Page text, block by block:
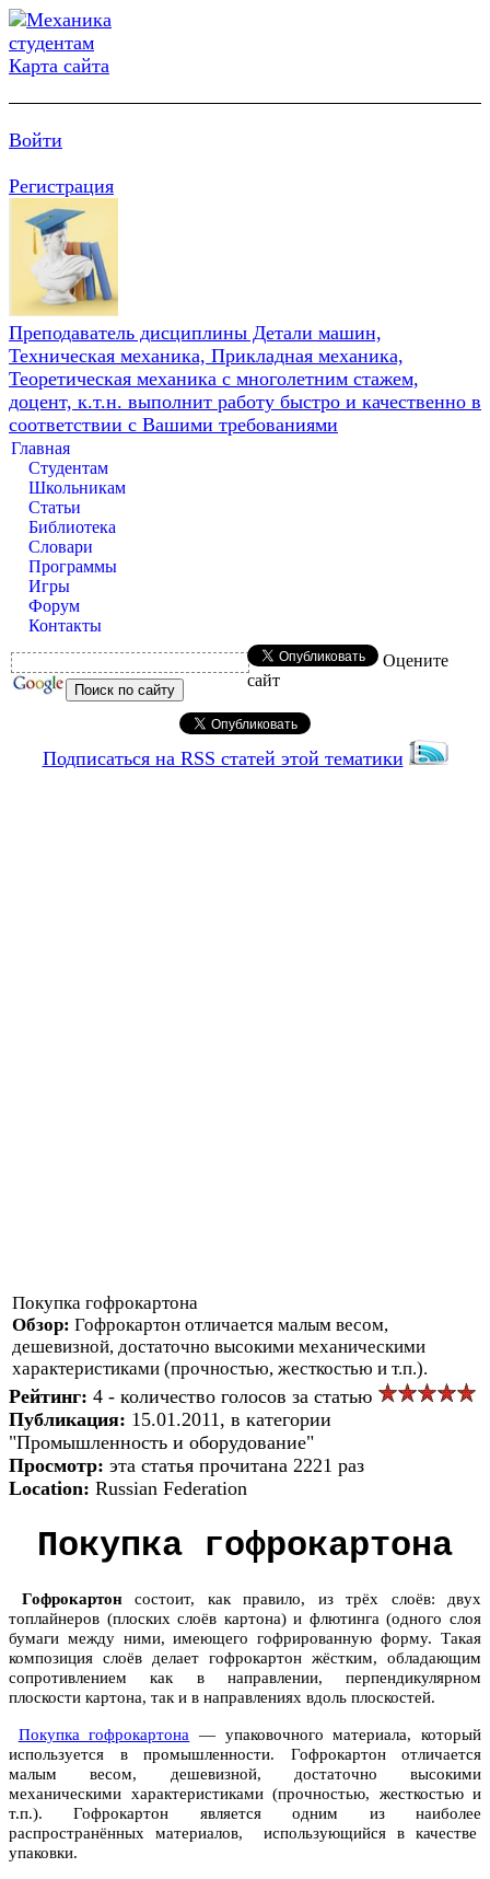
Карта сайта
Войти
Регистрация
Преподаватель дисциплины Детали машин,
Техническая механика, Прикладная механика,
Теоретическая механика с многолетним стажем,
доцент, к.т.н. выполнит работу быстро и качественно в
соответствии с Вашими требованиями
Главная
Студентам
Школьникам
Статьи
Библиотека
Словари
Программы
Игры
Форум
Контакты
Оцените
сайт
Подписаться на RSS статей этой тематики
Покупка гофрокартона
Обзор: Гофрокартон отличается малым весом,
дешевизной, достаточно высокими механическими
характеристиками (прочностью, жесткостью и т.п.).
Рейтинг: 4 - количество голосов за статью
Публикация: 15.01.2011, в категории
"Промышленность и оборудование"
Просмотр: эта статья прочитана 2221 раз
Location: Russian Federation
Покупка гофрокартона
Гофрокартонсостоит, как правило, из трёх слоёв: двух
топлайнеров (плоских слоёв картона) и флютинга (одного слоя
бумаги между ними, имеющего гофрированную форму. Такая
композиция слоёв делает гофрокартон жёстким, обладающим
сопротивлением как в направлении, перпендикулярном
плоскости картона, так и в направлениях вдоль плоскостей.
Покупка гофрокартона — упаковочного материала, который
используется в промышленности. Гофрокартон отличается
малым весом, дешевизной, достаточно высокими
механическими характеристиками (прочностью, жесткостью и
т.п.). Гофрокартон является одним из наиболее
распространённых материалов, использующийся в качестве
упаковки.